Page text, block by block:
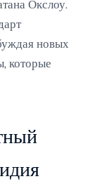
Окслоу.
новых
которые